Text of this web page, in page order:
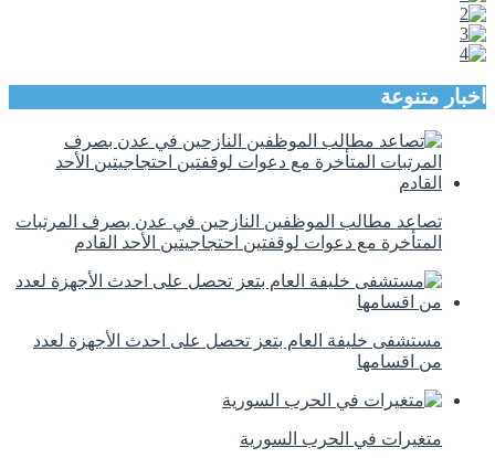
اخبار متنوعة
تصاعد مطالب الموظفين النازحين في عدن بصرف المرتبات
المتأخرة مع دعوات لوقفتين احتجاجيتين الأحد القادم
مستشفى خليفة العام بتعز تحصل على احدث الأجهزة لعدد
من اقسامها
متغيرات في الحرب السورية